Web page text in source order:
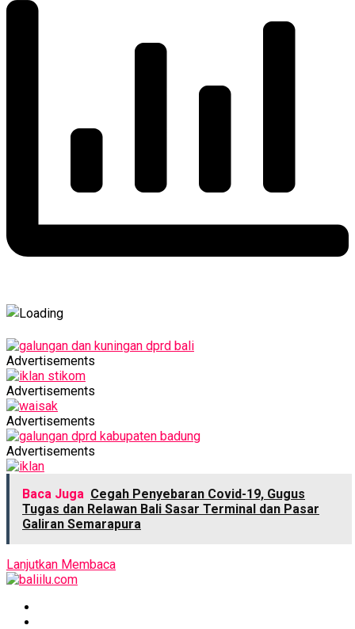
Advertisements
Advertisements
Advertisements
Advertisements
Baca Juga Cegah Penyebaran Covid-19, Gugus
Tugas dan Relawan Bali Sasar Terminal dan Pasar
Galiran Semarapura
Lanjutkan Membaca